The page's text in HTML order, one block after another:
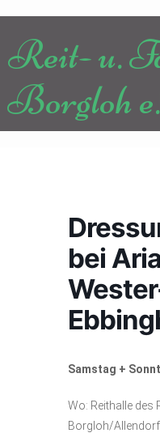
springen
drücken)
Reit- u.
Borgloh
bei
Samstag +
Wo: Reithalle des
Borgloh/Allendorf